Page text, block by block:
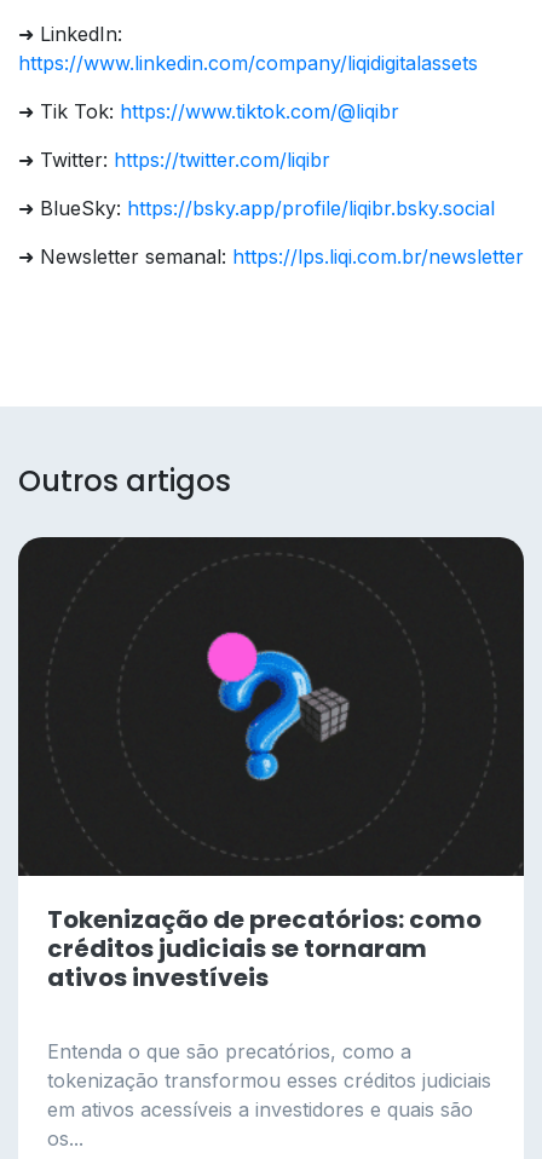
➜ LinkedIn:
https://www.linkedin.com/company/liqidigitalassets
➜ Tik Tok: https://www.tiktok.com/@liqibr
➜ Twitter: https://twitter.com/liqibr
➜ BlueSky: https://bsky.app/profile/liqibr.bsky.social
➜ Newsletter semanal: https://lps.liqi.com.br/newsletter
Outros artigos
Tokenização de precatórios: como
créditos judiciais se tornaram
ativos investíveis
Entenda o que são precatórios, como a
tokenização transformou esses créditos judiciais
em ativos acessíveis a investidores e quais são
os...